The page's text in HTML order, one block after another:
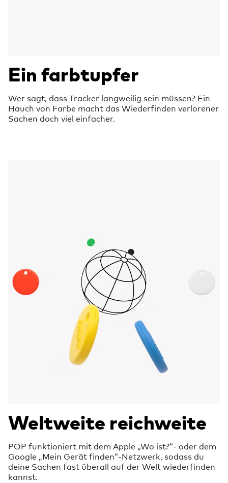
Ein farbtupfer
Wer sagt, dass Tracker langweilig sein müssen? Ein
Hauch von Farbe macht das Wiederfinden verlorener
Sachen doch viel einfacher.
Weltweite reichweite
POP funktioniert mit dem Apple „Wo ist?“- oder dem
Google „Mein Gerät finden“-Netzwerk, sodass du
deine Sachen fast überall auf der Welt wiederfinden
kannst.